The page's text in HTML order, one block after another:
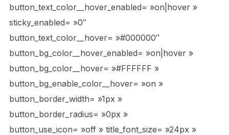
button_text_color__hover_enabled= »on|hover »
sticky_enabled= »0″
button_text_color__hover= »#000000″
button_bg_color__hover_enabled= »on|hover »
button_bg_color__hover= »#FFFFFF »
button_bg_enable_color__hover= »on »
button_border_width= »1px »
button_border_radius= »0px »
button_use_icon= »off » title_font_size= »24px »